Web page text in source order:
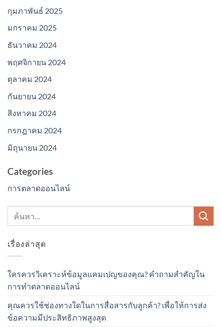
กุมภาพันธ์ 2025
มกราคม 2025
ธันวาคม 2024
พฤศจิกายน 2024
ตุลาคม 2024
กันยายน 2024
สิงหาคม 2024
กรกฎาคม 2024
มิถุนายน 2024
Categories
การตลาดออนไลน์
เรื่องล่าสุด
ใครควรวิเคราะห์ข้อมูลแคมเปญของคุณ? คำถามสำคัญใน
การทำตลาดออนไลน์
คุณควรใช้ช่องทางใดในการสื่อสารกับลูกค้า? เพื่อให้การส่ง
ข้อความมีประสิทธิภาพสูงสุด